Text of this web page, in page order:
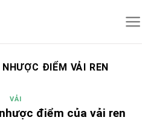
NHƯỢC ĐIỂM VẢI REN
VẢI
điểm của vải ren